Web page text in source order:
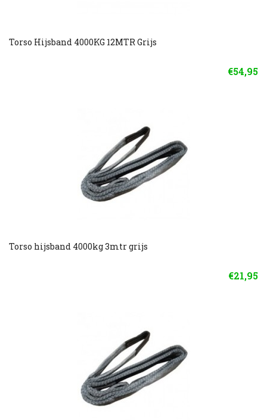
Torso Hijsband 4000KG 12MTR Grijs
€54,95
Torso hijsband 4000kg 3mtr grijs
€21,95